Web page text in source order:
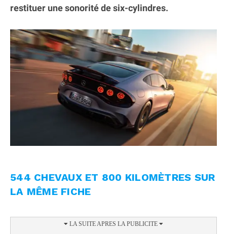
restituer une sonorité de six-cylindres.
544 CHEVAUX ET 800 KILOMÈTRES SUR
LA MÊME FICHE